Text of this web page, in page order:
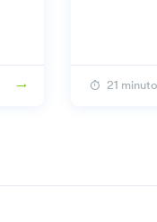
21